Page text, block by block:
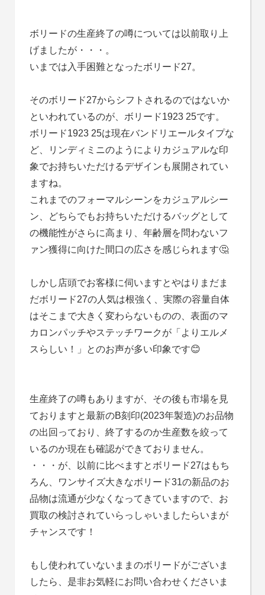
ボリードの生産終了の噂については以前取り上
げましたが・・・。
いまでは入手困難となったボリード27。
そのボリード27からシフトされるのではないか
といわれているのが、ボリード1923 25です。
ボリード1923 25は現在バンドリエールタイプな
ど、リンディミニのようによりカジュアルな印
象でお持ちいただけるデザインも展開されてい
ますね。
これまでのフォーマルシーンをカジュアルシー
ン、どちらでもお持ちいただけるバッグとして
の機能性がさらに高まり、年齢層を問わないフ
ァン獲得に向けた間口の広さを感じられます🤔
しかし店頭でお客様に伺いますとやはりまだま
だボリード27の人気は根強く、実際の容量自体
はそこまで大きく変わらないものの、表面のマ
カロンパッチやステッチワークが「よりエルメ
スらしい！」とのお声が多い印象です😊
生産終了の噂もありますが、その後も市場を見
ておりますと最新のB刻印(2023年製造)のお品物
の出回っており、終了するのか生産数を絞って
いるのか現在も確認ができておりません。
・・・が、以前に比べますとボリード27はもち
ろん、ワンサイズ大きなボリード31の新品のお
品物は流通が少なくなってきていますので、お
買取の検討されていらっしゃいましたらいまが
チャンスです！
もし使われていないままのボリードがございま
したら、是非お気軽にお問い合わせくださいま